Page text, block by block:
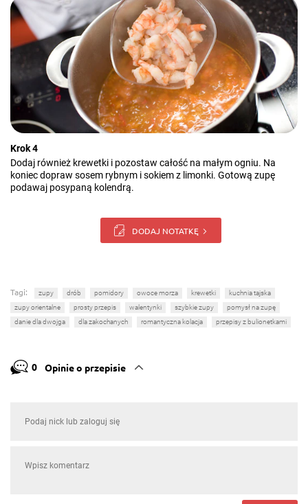
Krok 4
Dodaj również krewetki i pozostaw całość na małym ogniu. Na
koniec dopraw sosem rybnym i sokiem z limonki. Gotową zupę
podawaj posypaną kolendrą.
DODAJ NOTATKĘ
Tagi: zupy drób pomidory owoce morza krewetki
kuchnia tajska
zupy orientalne
prosty przepis walentynki szybkie zupy
pomysł na zupę
danie dla dwojga
dla zakochanych romantyczna kolacja przepisy z bulionetkami
0 Opinie o przepisie